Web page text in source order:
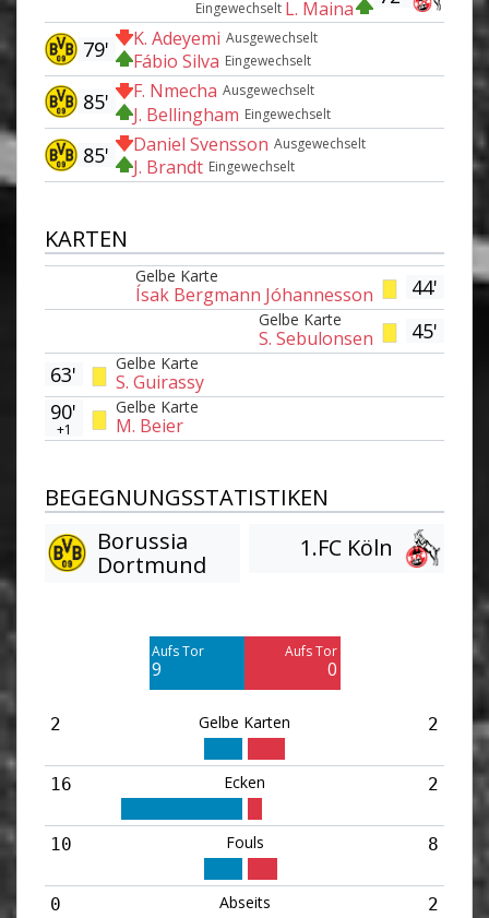
Eingewechselt L. Maina
Ausgewechselt
K. Adeyemi
Eingewechselt
Fábio Silva
79'
Ausgewechselt
F. Nmecha
Eingewechselt
J. Bellingham
85'
Ausgewechselt
Daniel Svensson
Eingewechselt
J. Brandt
85'
KARTEN
44'
Gelbe Karte
Ísak Bergmann Jóhannesson
45'
Gelbe Karte
S. Sebulonsen
Gelbe Karte
S. Guirassy
63'
Gelbe Karte
M. Beier
90'
+1
BEGEGNUNGSSTATISTIKEN
Borussia
Dortmund
1.FC Köln
Aufs Tor
9
Aufs Tor
0
2 Gelbe Karten 2
16 Ecken 2
10 Fouls 8
0 Abseits 2